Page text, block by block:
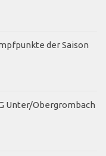
der Saison
Unter/Obergrombach